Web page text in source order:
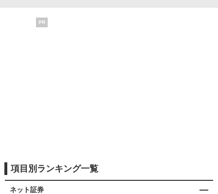
PR
項目別ランキング一覧
ネット証券